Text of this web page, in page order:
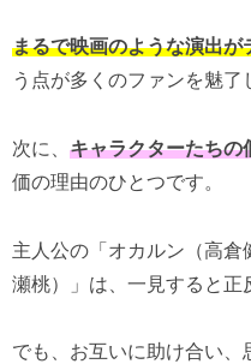
まるで映画のような演出が
う点が多くのファンを魅了
次に、 キャラクターたちの
価の理由のひとつです。
主人公の「オカルン（高
瀬桃）」は、一見すると正
でも、お互いに助け合い、